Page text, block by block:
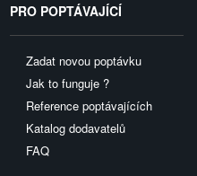
PRO POPTÁVAJÍCÍ
Zadat novou poptávku
Jak to funguje ?
Reference poptávajících
Katalog dodavatelů
FAQ